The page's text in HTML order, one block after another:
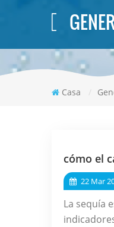
Casa /
cómo el
22 Mar
La sequía